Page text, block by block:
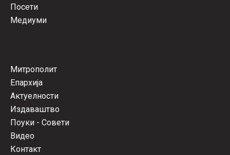
Посети
Медиуми
Митрополит
Епархија
Актуелности
Издаваштво
Поуки - Совети
Видео
Контакт